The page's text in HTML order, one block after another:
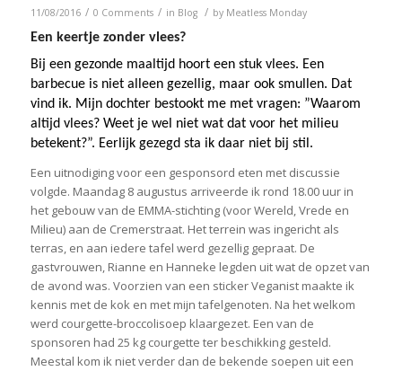
11/08/2016 / 0 Comments / in Blog / by Meatless Monday
Een keertje zonder vlees?
Bij een gezonde maaltijd hoort een stuk vlees. Een
barbecue is niet alleen gezellig, maar ook smullen. Dat
vind ik. Mijn dochter bestookt me met vragen: ”Waarom
altijd vlees? Weet je wel niet wat dat voor het milieu
betekent?”. Eerlijk gezegd sta ik daar niet bij stil.
Een uitnodiging voor een gesponsord eten met discussie
volgde. Maandag 8 augustus arriveerde ik rond 18.00 uur in
het gebouw van de EMMA-stichting (voor Wereld, Vrede en
Milieu) aan de Cremerstraat. Het terrein was ingericht als
terras, en aan iedere tafel werd gezellig gepraat. De
gastvrouwen, Rianne en Hanneke legden uit wat de opzet van
de avond was. Voorzien van een sticker Veganist maakte ik
kennis met de kok en met mijn tafelgenoten. Na het welkom
werd courgette-broccolisoep klaargezet. Een van de
sponsoren had 25 kg courgette ter beschikking gesteld.
Meestal kom ik niet verder dan de bekende soepen uit een